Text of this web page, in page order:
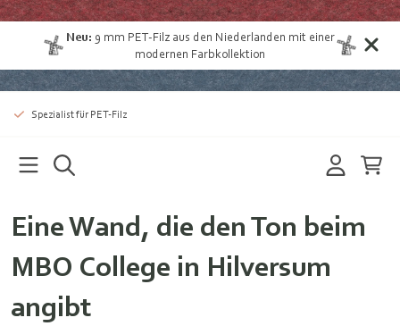
Neu: 9 mm PET-Filz aus den Niederlanden mit einer
modernen Farbkollektion
Spezialist für PET-Filz
Eine Wand, die den Ton beim
MBO College in Hilversum
angibt